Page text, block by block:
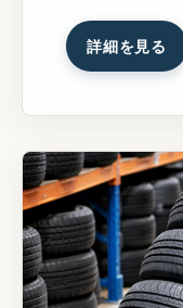
詳細を見る